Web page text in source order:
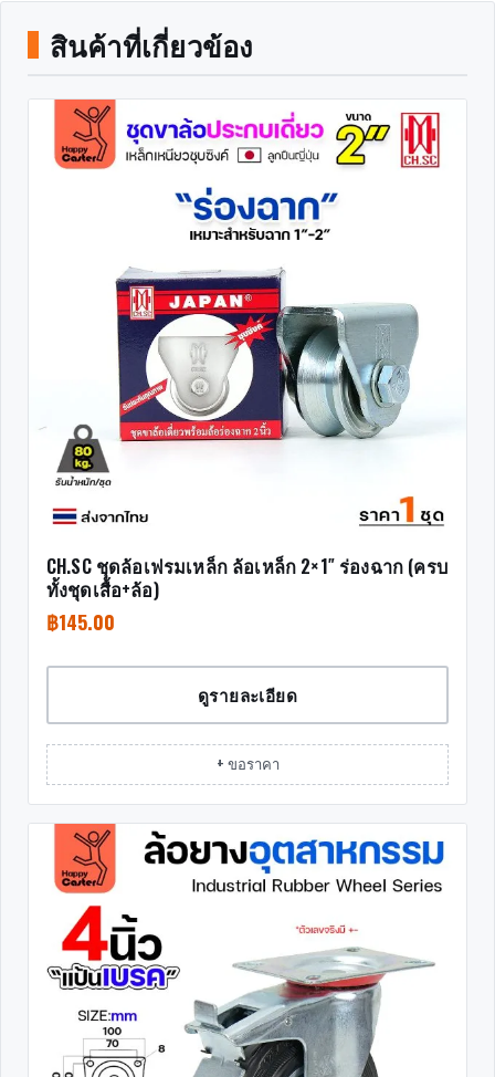
สินค้าที่เกี่ยวข้อง
CH.SC ชุดล้อเฟรมเหล็ก ล้อเหล็ก 2×1″ ร่องฉาก (ครบ
ทั้งชุดเสื้อ+ล้อ)
฿145.00
ดูรายละเอียด
+ ขอราคา